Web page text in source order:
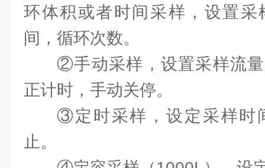
环体积或者时间采样，设置采
间，循环次数。
②手动采样，设置采样流
正计时，手动关停。
③定时采样，设定采样时
止。